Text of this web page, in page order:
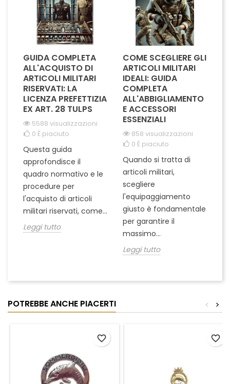
GUIDA COMPLETA
ALL'ACQUISTO DI
ARTICOLI MILITARI
RISERVATI: LA
LICENZA PREFETTIZIA
EX ART. 28 TULPS
5588 visualizzazioni
0 È piaciuto
Questa guida
approfondisce il
quadro normativo e le
procedure per
l'acquisto di articoli
militari riservati, come...
Leggi tutto
COME SCEGLIERE GLI
ARTICOLI MILITARI
IDEALI: GUIDA
COMPLETA
ALL'ABBIGLIAMENTO
E ACCESSORI
ESSENZIALI
858 visualizzazioni
0 È piaciuto
Quando si tratta di
articoli militari,
scegliere
l'equipaggiamento
giusto è fondamentale
per garantire il
massimo...
Leggi tutto
POTREBBE ANCHE PIACERTI >
<
favorite_border favorite_border